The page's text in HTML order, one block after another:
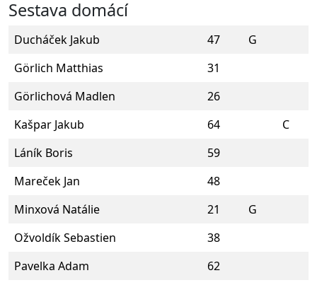
Sestava domácí
Ducháček Jakub 47
G
Görlich Matthias
31
Görlichová Madlen
26
Kašpar Jakub
64
C
Láník Boris
59
Mareček Jan
48
Minxová Natálie
21
G
Ožvoldík Sebastien
38
Pavelka Adam
62